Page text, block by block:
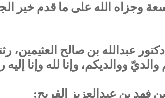
وجزاه الله على ما قدم خير
‏عبدالله بن صالح العثيمين،
ووالديكم، وإنا لله وإنا
فهد بن عبدالعزيز الفريح: